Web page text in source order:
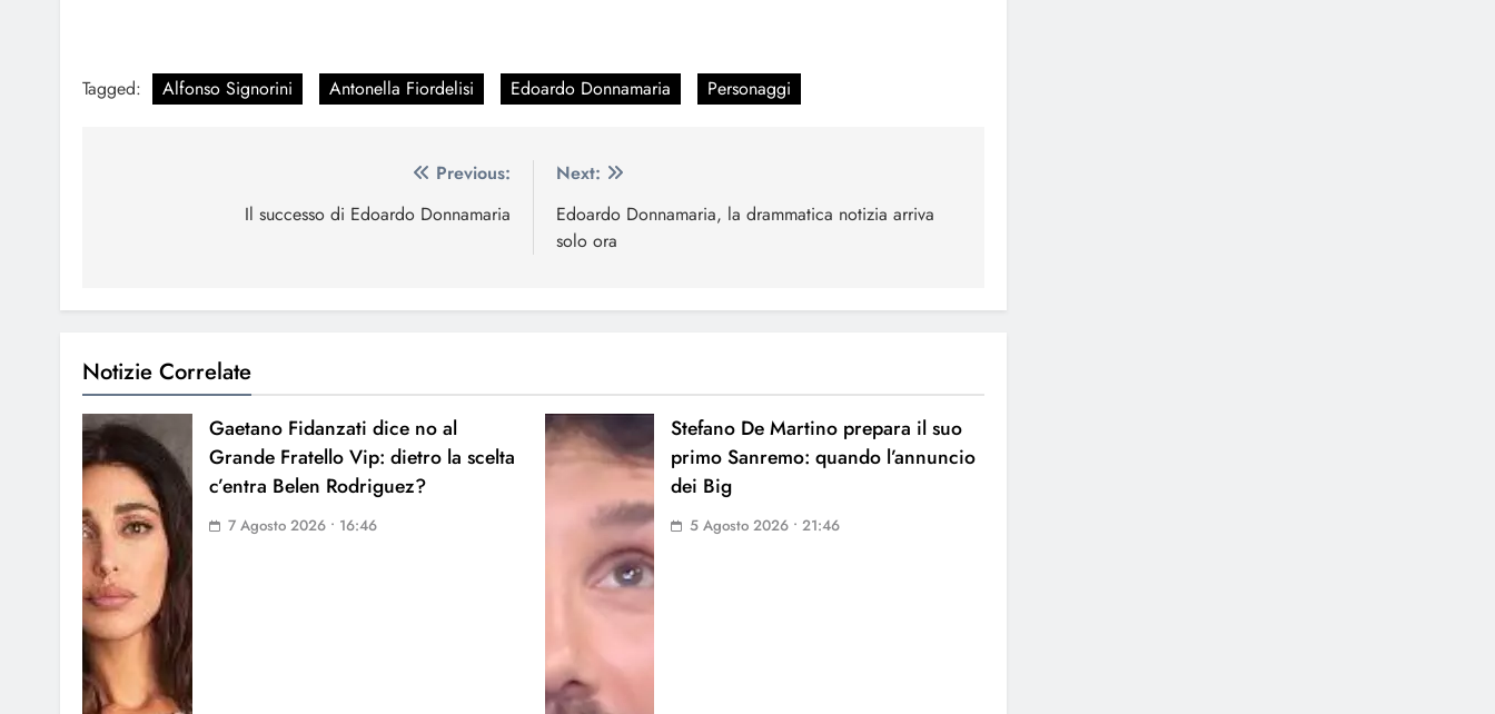
Tagged: Alfonso Signorini Antonella Fiordelisi Edoardo Donnamaria Personaggi
Previous:
Il successo di Edoardo Donnamaria
Next:
Edoardo Donnamaria, la drammatica notizia arriva
solo ora
Notizie Correlate
Gaetano Fidanzati dice no al
Grande Fratello Vip: dietro la scelta
c’entra Belen Rodriguez?
7 Agosto 2026 • 16:46
Stefano De Martino prepara il suo
primo Sanremo: quando l’annuncio
dei Big
5 Agosto 2026 • 21:46